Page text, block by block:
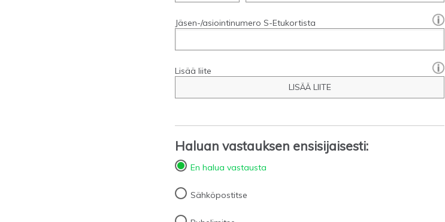
Jäsen-/asiointinumero S-Etukortista
Lisää liite
LISÄÄ LIITE
Haluan vastauksen ensisijaisesti:
En halua vastausta
Sähköpostitse